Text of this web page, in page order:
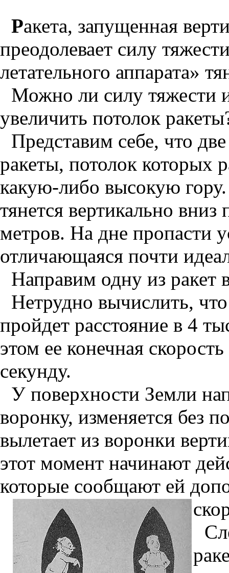
Ракета, запущенная
преодолевает силу
летательного аппарата»
Можно ли силу тяжести
увеличить потолок
Представим себе, что
ракеты, потолок которых
какую-либо высокую
тянется вертикально
метров. На дне пропасти
отличающаяся почти
Направим одну из
Нетрудно вычислить,
пройдет расстояние в 4
этом ее конечная
секунду.
У поверхности Земли
воронку, изменяется без
вылетает из воронки
этот момент начинают
которые сообщают ей